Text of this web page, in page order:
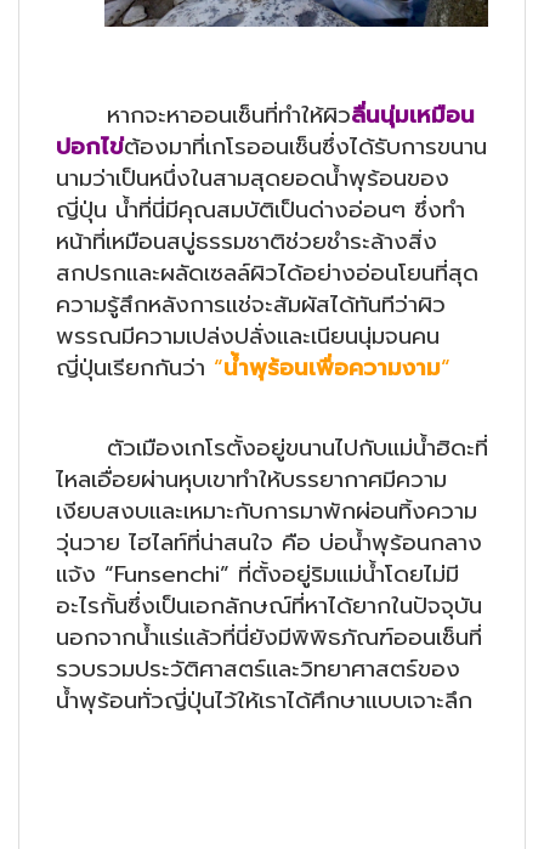
หากจะหาออนเซ็นที่ทำให้ผิวลื่นนุ่มเหมือน
ปอกไข่ต้องมาที่เกโรออนเซ็นซึ่งได้รับการขนาน
นามว่าเป็นหนึ่งในสามสุดยอดน้ำพุร้อนของ
ญี่ปุ่น น้ำที่นี่มีคุณสมบัติเป็นด่างอ่อนๆ ซึ่งทำ
หน้าที่เหมือนสบู่ธรรมชาติช่วยชำระล้างสิ่ง
สกปรกและผลัดเซลล์ผิวได้อย่างอ่อนโยนที่สุด
ความรู้สึกหลังการแช่จะสัมผัสได้ทันทีว่าผิว
พรรณมีความเปล่งปลั่งและเนียนนุ่มจนคน
ญี่ปุ่นเรียกกันว่า “น้ำพุร้อนเพื่อความงาม“
ตัวเมืองเกโรตั้งอยู่ขนานไปกับแม่น้ำฮิดะที่
ไหลเอื่อยผ่านหุบเขาทำให้บรรยากาศมีความ
เงียบสงบและเหมาะกับการมาพักผ่อนทิ้งความ
วุ่นวาย ไฮไลท์ที่น่าสนใจ คือ บ่อน้ำพุร้อนกลาง
แจ้ง “Funsenchi” ที่ตั้งอยู่ริมแม่น้ำโดยไม่มี
อะไรกั้นซึ่งเป็นเอกลักษณ์ที่หาได้ยากในปัจจุบัน
นอกจากน้ำแร่แล้วที่นี่ยังมีพิพิธภัณฑ์ออนเซ็นที่
รวบรวมประวัติศาสตร์และวิทยาศาสตร์ของ
น้ำพุร้อนทั่วญี่ปุ่นไว้ให้เราได้ศึกษาแบบเจาะลึก